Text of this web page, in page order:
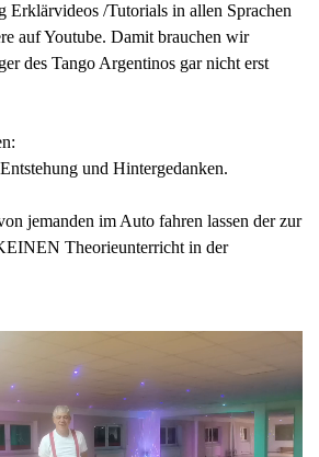
Erklärvideos /Tutorials in allen Sprachen
auf Youtube. Damit brauchen wir
des Tango Argentinos gar nicht erst
und Hintergedanken.
jemanden im Auto fahren lassen der zur
Theorieunterricht in der